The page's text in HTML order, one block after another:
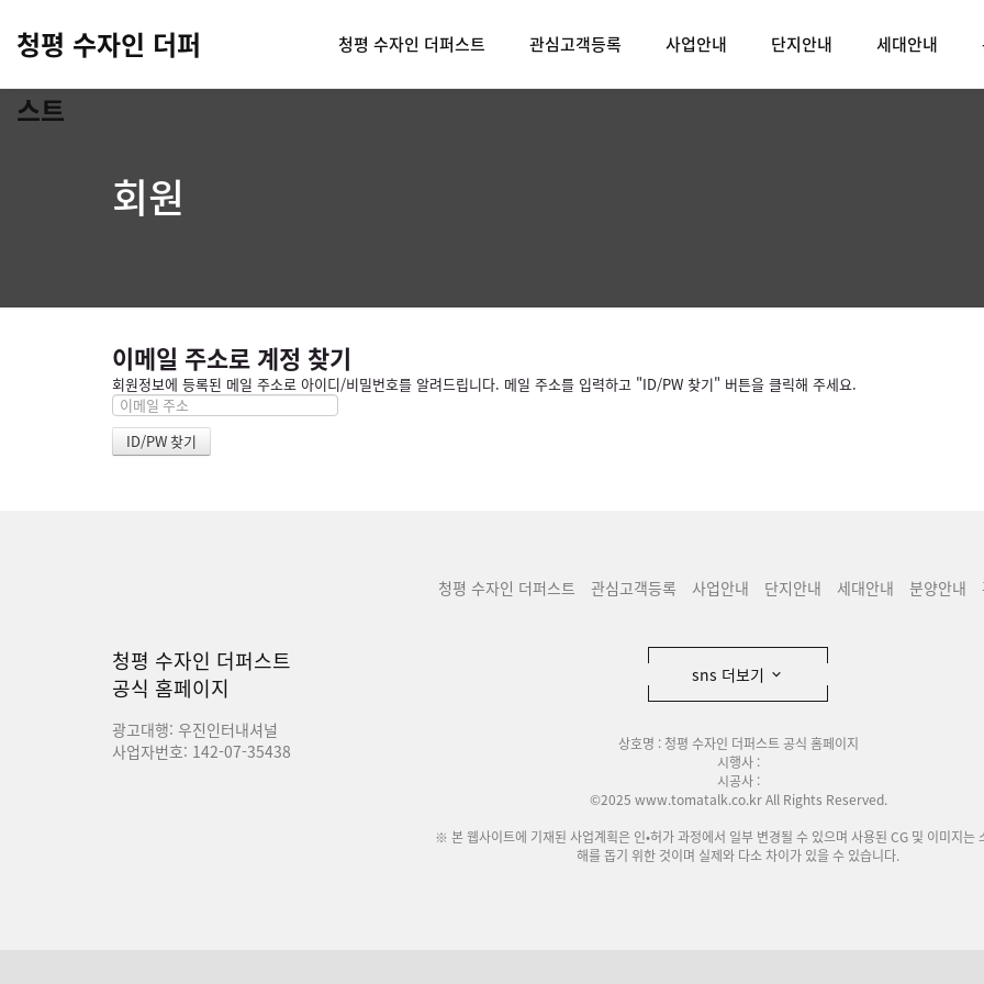
청평 수자인 더퍼
스트
청평 수자인 더퍼스트 관심고객등록 사업안내 단지안내 세대안내
회원
이메일 주소로 계정 찾기
회원정보에 등록된 메일 주소로 아이디/비밀번호를 알려드립니다. 메일 주소를 입력하고 "ID/PW 찾기" 버튼을 클릭해 주세요.
청평 수자인 더퍼스트 관심고객등록 사업안내 단지안내 세대안내 분양안내
청평 수자인 더퍼스트
공식 홈페이지
광고대행: 우진인터내셔널
사업자번호: 142-07-35438
sns 더보기
상호명 : 청평 수자인 더퍼스트 공식 홈페이지
시행사 :
시공사 :
©2025 www.tomatalk.co.kr All Rights Reserved.
※ 본 웹사이트에 기재된 사업계획은 인•허가 과정에서 일부 변경될 수 있으며 사용된 CG 및 이미지는
해를 돕기 위한 것이며 실제와 다소 차이가 있을 수 있습니다.